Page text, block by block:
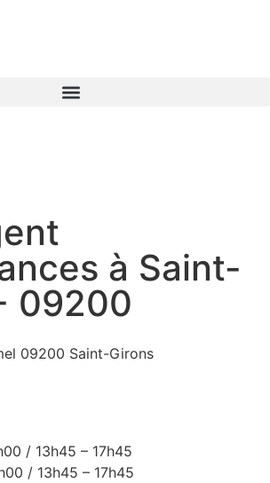
à Saint-
09200
09200 Saint-Girons
/ 13h45 – 17h45
/ 13h45 – 17h45